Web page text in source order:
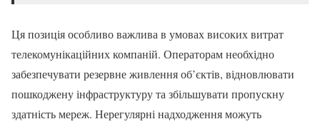
Ця позиція особливо важлива в умовах високих витрат
телекомунікаційних компаній. Операторам необхідно
забезпечувати резервне живлення об’єктів, відновлювати
пошкоджену інфраструктуру та збільшувати пропускну
здатність мереж. Нерегулярні надходження можуть